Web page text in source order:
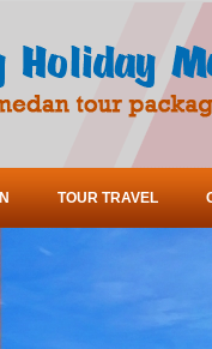
TOUR TRAVEL